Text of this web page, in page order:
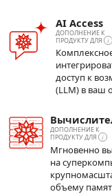
AI Access
ДОПОЛНЕНИЕ К
ПРОДУКТУ ДЛЯ
доступ к
(LLM) в ваш
ДОПОЛНЕНИЕ К
ПРОДУКТУ ДЛЯ
Мгновенно
на
объему